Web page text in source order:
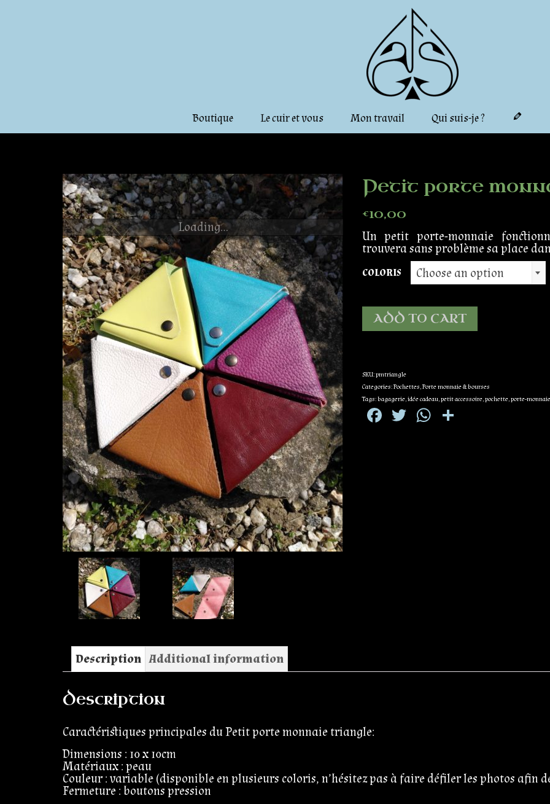
Boutique Le cuir et vous Mon travail Qui suis-je ?
Loading...
Petit porte
€10,00
Un petit porte-monnaie
trouvera sans problème sa place
COLORIS Choose an option
ADD TO CART
SKU:pmtriangle
Categories:Pochettes,Porte monnaie & bourses
Tags: bagagerie,idée cadeau,petit accessoire,pochette,porte-monnaie
Facebook
TwitterWhatsApp
Description Additional information
Description
Caractéristiques principales du Petit porte monnaie triangle:
Dimensions : 10 x 10cm
Matériaux : peau
Couleur : variable (disponible en plusieurs coloris, n’hésitez pas à faire défiler les photos afin
Fermeture : boutons pression